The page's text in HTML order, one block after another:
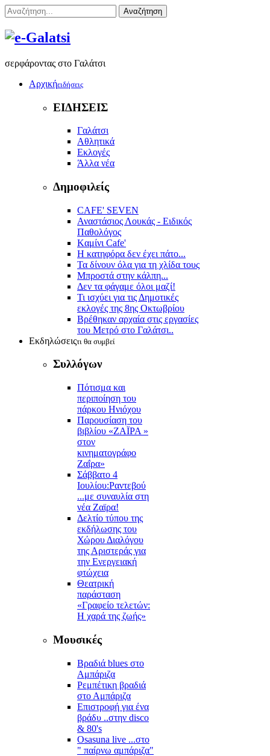
Αναζήτηση
σερφάροντας στο Γαλάτσι
Αρχικήειδήσεις
ΕΙΔΗΣΕΙΣ
Γαλάτσι
Αθλητικά
Εκλογές
Άλλα νέα
Δημοφιλείς
CAFE' SEVEN
Αναστάσιος Λουκάς - Ειδικός
Παθολόγος
Kαμίνι Cafe'
Η κατηφόρα δεν έχει πάτο...
Τα δίνουν όλα για τη χλίδα τους
Μπροστά στην κάλπη...
Δεν τα φάγαμε όλοι μαζί!
Τι ισχύει για τις Δημοτικές
εκλογές της 8ης Οκτωβρίου
Βρέθηκαν αρχαία στις εργασίες
του Μετρό στο Γαλάτσι..
Εκδηλώσειςτι θα συμβεί
Συλλόγων
Πότισμα και
περιποίηση του
πάρκου Ηνιόχου
Παρουσίαση του
βιβλίου «ΖΑΪΡΑ »
στον
κινηματογράφο
Ζαΐρα»
Σάββατο 4
Ιουλίου:Ραντεβού
...με συναυλία στη
νέα Ζαϊρα!
Δελτίο τύπου της
εκδήλωσης του
Χώρου Διαλόγου
της Αριστεράς για
την Ενεργειακή
φτώχεια
Θεατρική
παράσταση
«Γραφείο τελετών:
Η χαρά της ζωής»
Μουσικές
Βραδιά blues στο
Αμπάριζα
Ρεμπέτικη βραδιά
στο Αμπάριζα
Επιστροφή για ένα
βράδυ ..στην disco
& 80's
Osasuna live ...στο
" παίρνω αμπάριζα"